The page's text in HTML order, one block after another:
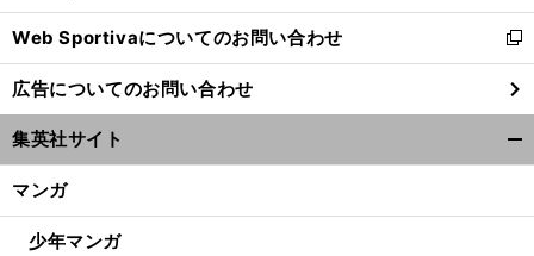
開
く
Web Sportivaについてのお問い合わせ
新
し
い
ウ
ィ
ン
ウ
広告についてのお問い合わせ
集英社サイト
マンガ
少年マンガ